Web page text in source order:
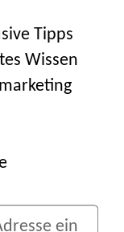
Tipps
Wissen